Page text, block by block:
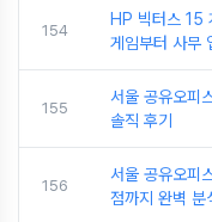
154
HP 빅터스 15
게임부터 사무
155
서울 공유오피
솔직 후기
156
서울 공유오피
점까지 완벽 분